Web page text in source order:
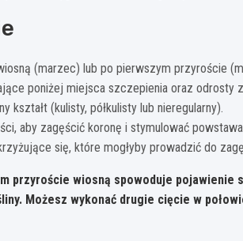
(marzec) lub po pierwszym przyroście
poniżej miejsca szczepienia oraz odrosty z
kształt (kulisty, półkulisty lub nieregularny).
aby zagęścić koronę i stymulować
się, które mogłyby prowadzić do
przyroście wiosną spowoduje pojawienie
Możesz wykonać drugie cięcie w